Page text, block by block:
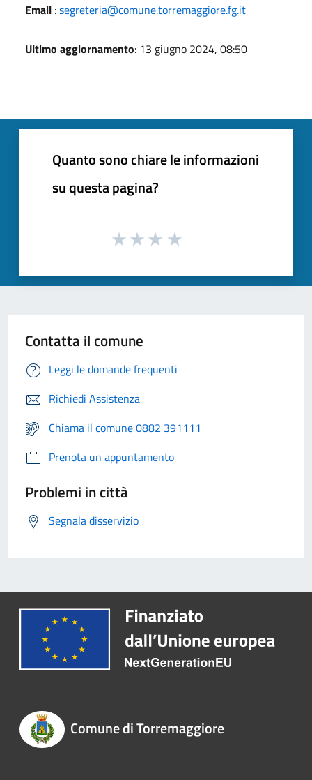
Email :segreteria@comune.torremaggiore.fg.it
Ultimo aggiornamento: 13 giugno 2024, 08:50
Quanto sono chiare le informazioni
su questa pagina?
Contatta il comune
Leggi le domande frequenti
Richiedi Assistenza
Chiama il comune 0882 391111
Prenota un appuntamento
Problemi in città
Segnala disservizio
Comune di Torremaggiore